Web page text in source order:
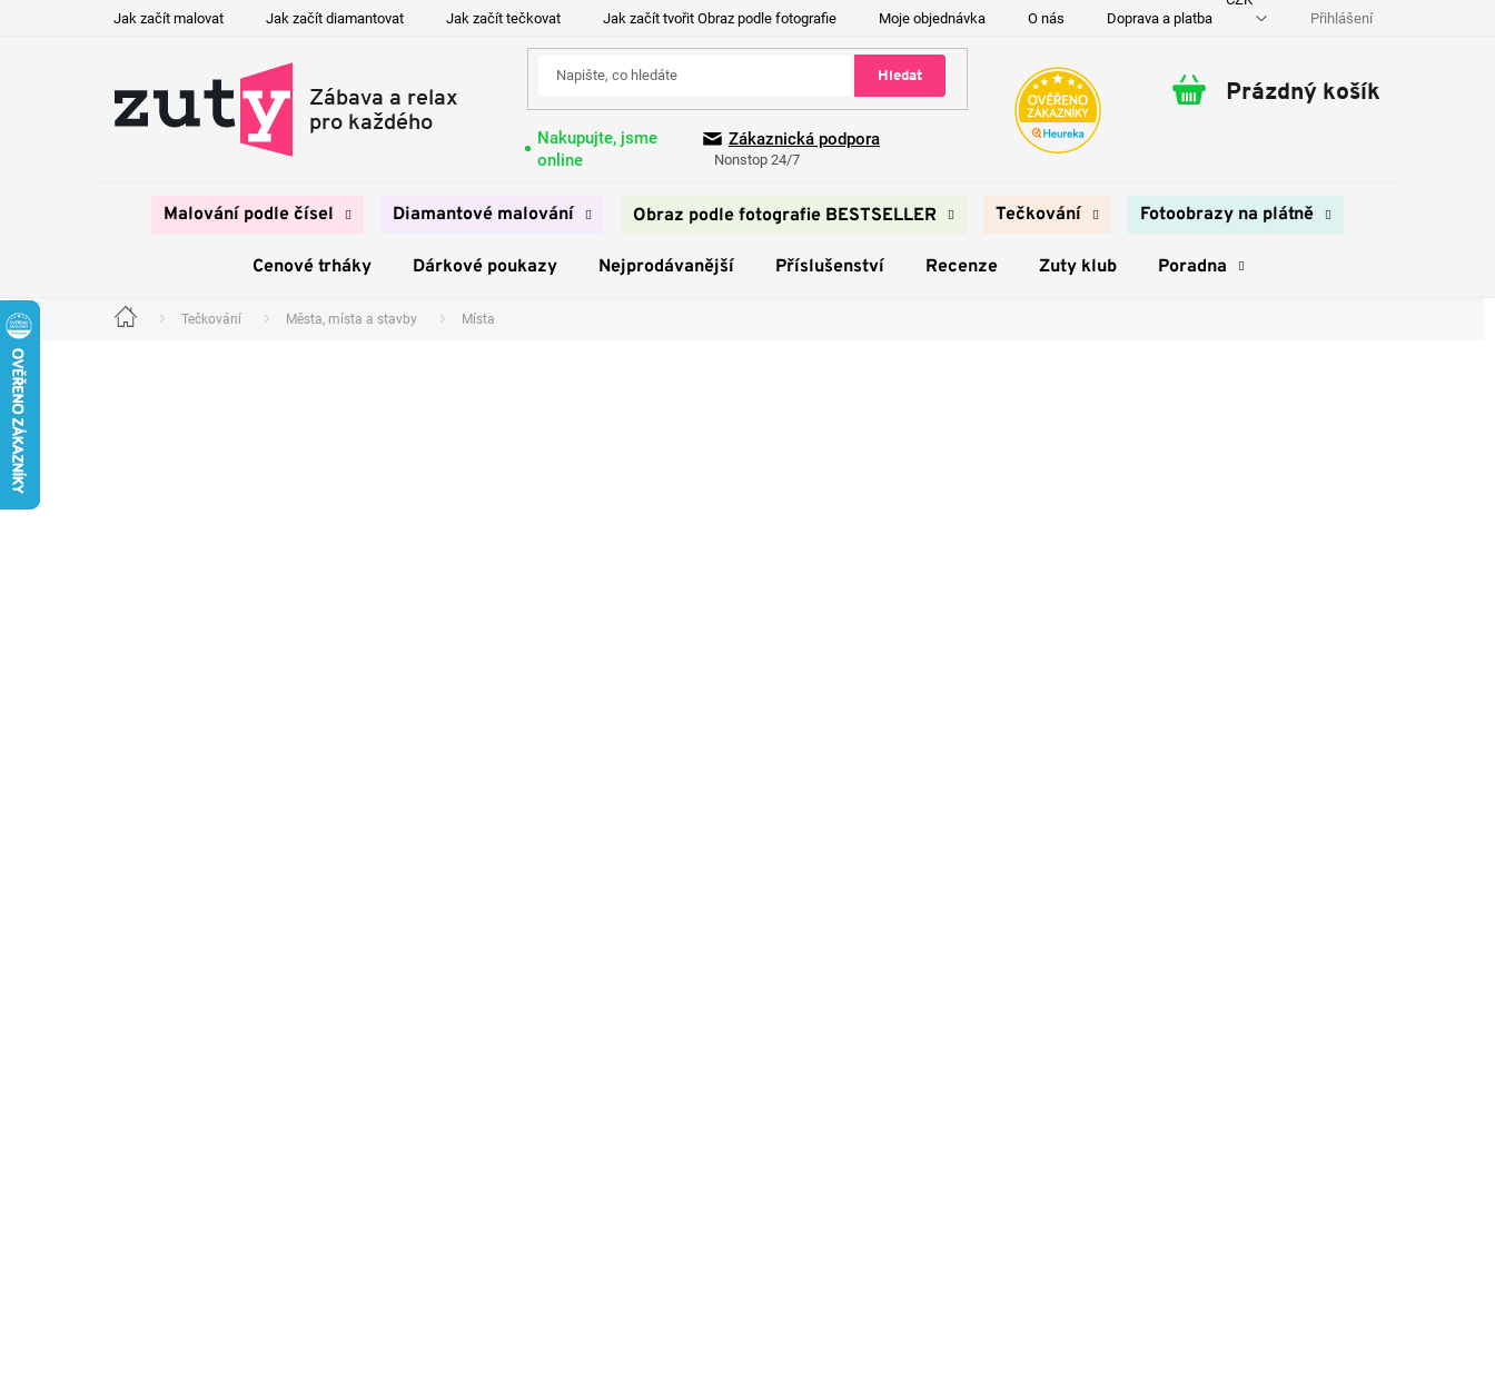
Jak začít malovat Jak začít diamantovat Jak začít tečkovat Jak začít tvořit Obraz podle fotografie Moje objednávka O nás Doprava a platba Kontakty Přihlášení
Hledat
Nakupujte, jsme
online
Zákaznická podpora
Nonstop 24/7
Nákupní
Prázdný košík
Malování podle čísel Diamantové malování Obraz podle fotografie BESTSELLER Tečkování Fotoobrazy na plátně
Cenové trháky Dárkové poukazy Nejprodávanější Příslušenství Recenze Zuty klub Poradna
Domů Tečkování Města, místa a stavby Místa